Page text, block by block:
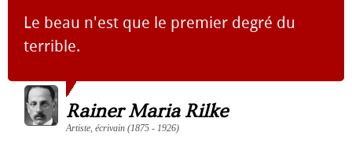
Le beau n'est que le premier degré du
terrible.
Rainer Maria Rilke
Artiste, écrivain (1875 - 1926)